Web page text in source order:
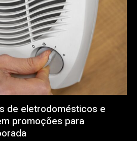
de eletrodomésticos e
promoções para